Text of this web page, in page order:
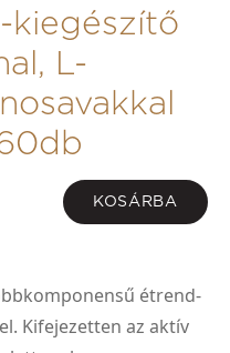
kiegészítő
L-
KOSÁRBA
étrend-
Kifejezetten az aktív